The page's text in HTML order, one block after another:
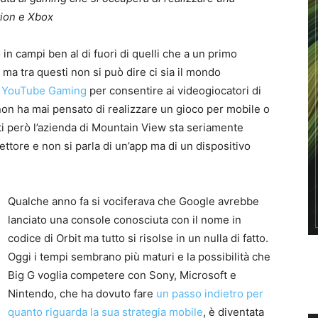
e Xbox
campi ben al di fuori di quelli che a un primo
tra questi non si può dire ci sia il mondo
YouTube Gaming per consentire ai videogiocatori di
ha mai pensato di realizzare un gioco per mobile o
l’azienda di Mountain View sta seriamente
e non si parla di un’app ma di un dispositivo
Qualche anno fa si vociferava che Google avrebbe
lanciato una console conosciuta con il nome in
codice di Orbit ma tutto si risolse in un nulla di fatto.
Oggi i tempi sembrano più maturi e la possibilità che
Big G voglia competere con Sony, Microsoft e
Nintendo, che ha dovuto fare un passo indietro per
quanto riguarda la sua strategia mobile, è diventata